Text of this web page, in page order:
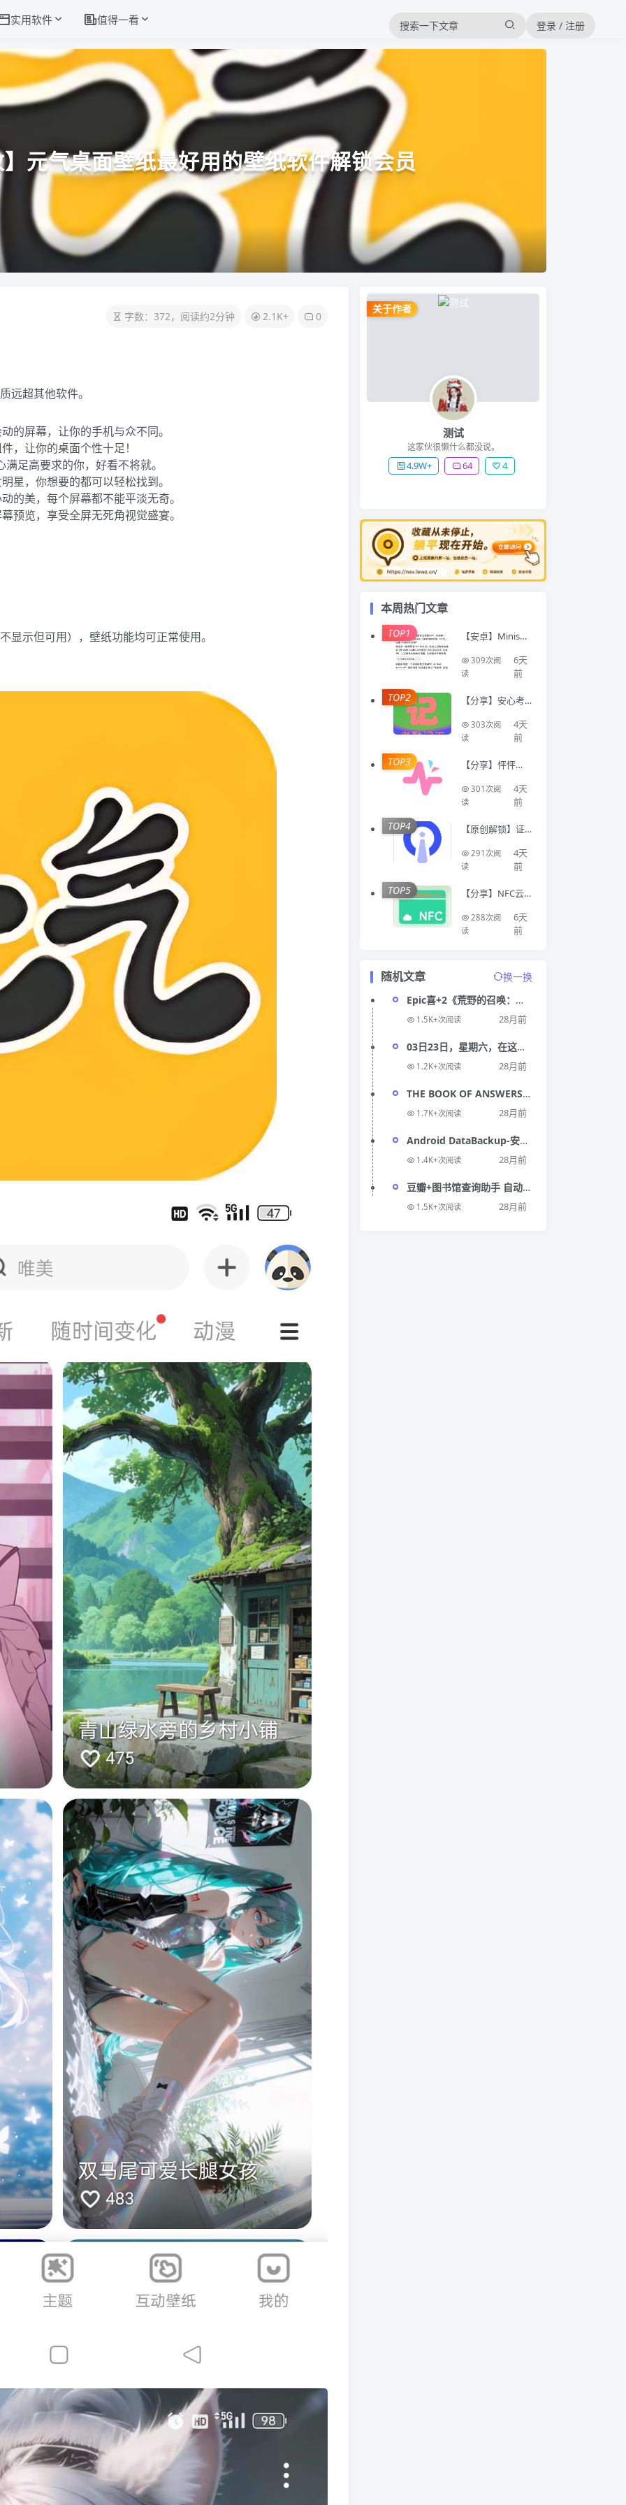
实用软件 值得一看 登录 / 注册
元气桌面壁纸最好用的壁纸软件解锁会员
字数：372，阅读约2分钟 2.1K+ 0
远超其他软件。
的屏幕，让你的手机与众不同。
，让你的桌面个性十足！
足高要求的你，好看不将就。
星，你想要的都可以轻松找到。
的美，每个屏幕都不能平淡无奇。
预览，享受全屏无死角视觉盛宴。
显示但可用），壁纸功能均可正常使用。
关于作者
测试
这家伙很懒什么都没说。
4.9W+ 64 4
本周热门文章
TOP1
【安卓】Minis🔥
模型🔥AI写代码
生成应用
309次阅
读
6天
前
TOP2
【分享】安心考
记工时统计出勤
数据
303次阅
读
4天
前
TOP3
【分享】怦怦🔥A
恋人多模态互动
聊天工具🔥
301次阅
读
4天
前
TOP4
【原创解锁】证
会员🔥标准尺寸
换底色美颜证件
291次阅
读
4天
前
TOP5
【分享】NFC云
门禁卡公交卡 各
类卡等🔥
288次阅
读
6天
前
随机文章
换一换
Epic喜+2《荒野的召唤：垂
钓者》《无敌少侠：原子伊
1.5K+次阅读 28月前
03日23日，星期六，在这里
每天60秒读懂世界！
1.2K+次阅读 28月前
THE BOOK OF ANSWERS-
答案之书在线版
1.7K+次阅读 28月前
Android DataBackup-安卓
数据备份工具
1.4K+次阅读 28月前
豆瓣+图书馆查询助手 自动查
询指定图书馆图书信息
1.5K+次阅读 28月前